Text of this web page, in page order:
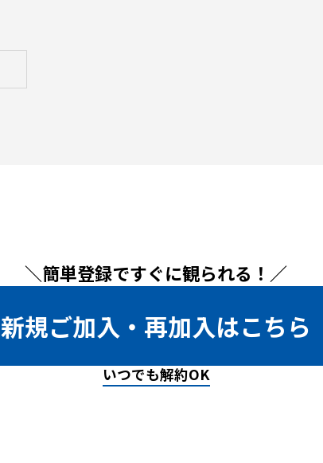
＼簡単登録ですぐに観られる！／
新規ご加入・再加入はこちら
いつでも解約OK